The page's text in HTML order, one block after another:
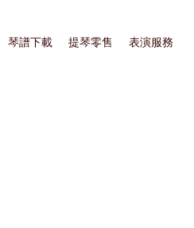
琴譜下載 提琴零售 表演服務